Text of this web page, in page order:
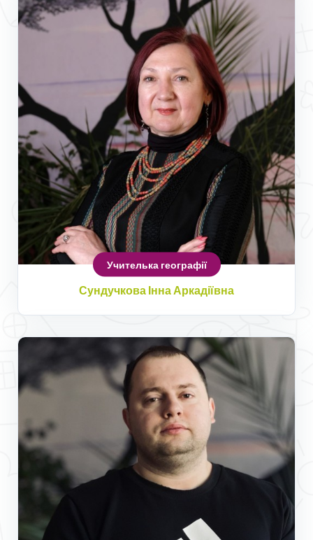
Учителька географії
Сундучкова Інна Аркадіївна